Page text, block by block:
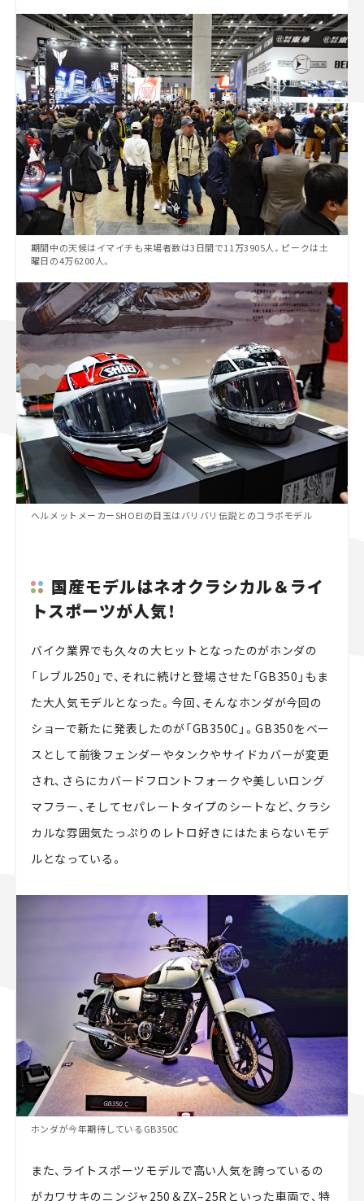
期間中の天候はイマイチも来場者数は3日間で11万3905人。ピークは土
曜日の4万6200人。
ヘルメットメーカーSHOEIの目玉はバリバリ伝説とのコラボモデル
国産モデルはネオクラシカル＆ライ
トスポーツが人気！
バイク業界でも久々の大ヒットとなったのがホンダの
「レブル250」で、それに続けと登場させた「GB350」もま
た大人気モデルとなった。今回、そんなホンダが今回の
ショーで新たに発表したのが「GB350C」。GB350をベー
スとして前後フェンダーやタンクやサイドカバーが変更
され、さらにカバードフロントフォークや美しいロング
マフラー、そしてセパレートタイプのシートなど、クラシ
カルな雰囲気たっぷりのレトロ好きにはたまらないモデ
ルとなっている。
ホンダが今年期待しているGB350C
また、ライトスポーツモデルで高い人気を誇っているの
がカワサキのニンジャ250＆ZX–25Rといった車両で、特